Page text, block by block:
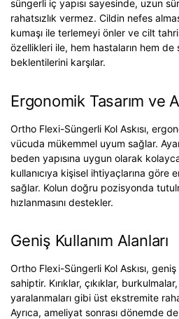
süngerli iç yapısı sayesinde, uzun
rahatsızlık vermez. Cildin nefes
kumaşı ile terlemeyi önler ve cilt
özellikleri ile, hem hastaların hem de
beklentilerini karşılar.
Ergonomik Tasarım ve
Ortho Flexi-Süngerli Kol Askısı,
vücuda mükemmel uyum sağlar.
beden yapısına uygun olarak
kullanıcıya kişisel ihtiyaçlarına göre
sağlar. Kolun doğru pozisyonda
hızlanmasını destekler.
Geniş Kullanım Alanları
Ortho Flexi-Süngerli Kol Askısı,
sahiptir. Kırıklar, çıkıklar,
yaralanmaları gibi üst ekstremite
Ayrıca, ameliyat sonrası dönemde